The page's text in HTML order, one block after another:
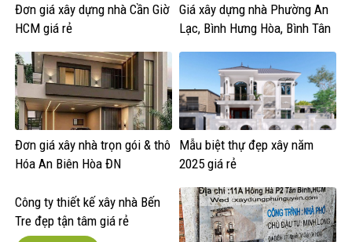
Đơn giá xây dựng nhà Cần Giờ
HCM giá rẻ
Giá xây dựng nhà Phường An
Lạc, Bình Hưng Hòa, Bình Tân
Đơn giá xây nhà trọn gói & thô
Hóa An Biên Hòa ĐN
Mẫu biệt thự đẹp xây năm
2025 giá rẻ
Công ty thiết kế xây nhà Bến
Tre đẹp tận tâm giá rẻ